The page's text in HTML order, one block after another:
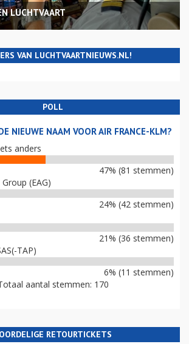
LUCHTVAART
VAN LUCHTVAARTNIEUWS.NL!
POLL
NIEUWE NAAM VOOR AIR FRANCE-KLM?
anders
47% (81 stemmen)
(EAG)
24% (42 stemmen)
21% (36 stemmen)
TAP)
6% (11 stemmen)
aantal stemmen: 170
RETOURTICKETS